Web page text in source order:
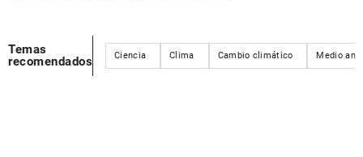
Temas
recomendados
Ciencia Clima Cambio climático Medio